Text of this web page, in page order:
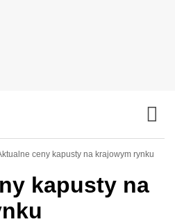
ceny kapusty na krajowym rynku
kapusty na